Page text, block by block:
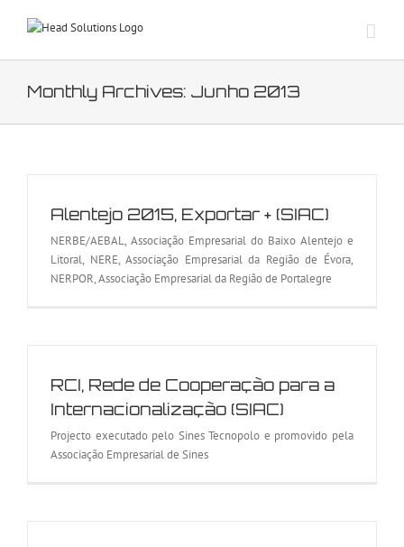
Monthly Archives: Junho 2013
Alentejo 2015, Exportar + (SIAC)
NERBE/AEBAL, Associação Empresarial do Baixo Alentejo e
Litoral, NERE, Associação Empresarial da Região de Évora,
NERPOR, Associação Empresarial da Região de Portalegre
RCI, Rede de Cooperação para a
Internacionalização (SIAC)
Projecto executado pelo Sines Tecnopolo e promovido pela
Associação Empresarial de Sines